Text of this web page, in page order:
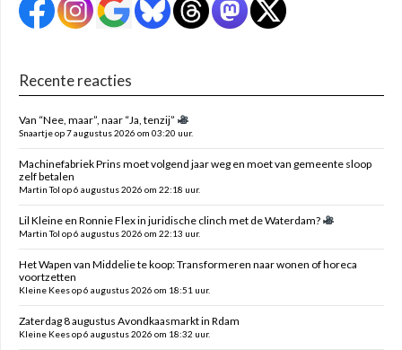
Recente reacties
Van “Nee, maar”, naar “Ja, tenzij”
Snaartje op 7 augustus 2026 om 03:20 uur.
Machinefabriek Prins moet volgend jaar weg en moet van gemeente sloop
zelf betalen
Martin Tol op 6 augustus 2026 om 22:18 uur.
Lil Kleine en Ronnie Flex in juridische clinch met de Waterdam?
Martin Tol op 6 augustus 2026 om 22:13 uur.
Het Wapen van Middelie te koop: Transformeren naar wonen of horeca
voortzetten
Kleine Kees op 6 augustus 2026 om 18:51 uur.
Zaterdag 8 augustus Avondkaasmarkt in Rdam
Kleine Kees op 6 augustus 2026 om 18:32 uur.